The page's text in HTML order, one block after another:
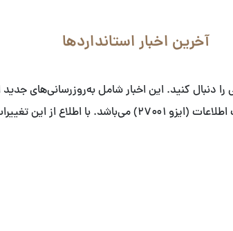
آخرین اخبار استانداردها
زیست (ایزو ۱۴۰۰۱)، ایمنی و بهداشت شغلی (ایزو ۴۵۰۰۱) و